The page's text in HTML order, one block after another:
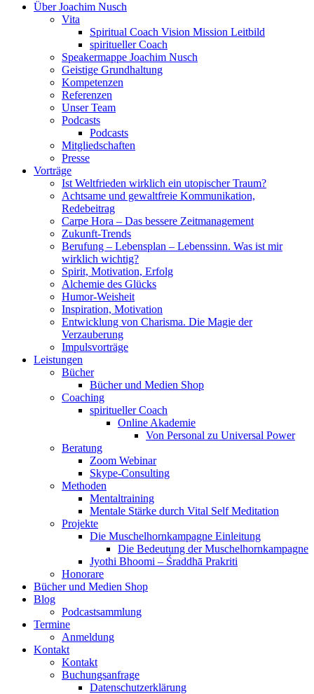
Über Joachim Nusch
Vita
Spiritual Coach Vision Mission Leitbild
spiritueller Coach
Speakermappe Joachim Nusch
Geistige Grundhaltung
Kompetenzen
Referenzen
Unser Team
Podcasts
Podcasts
Mitgliedschaften
Presse
Vorträge
Ist Weltfrieden wirklich ein utopischer Traum?
Achtsame und gewaltfreie Kommunikation,
Redebeitrag
Carpe Hora – Das bessere Zeitmanagement
Zukunft-Trends
Berufung – Lebensplan – Lebenssinn. Was ist mir
wirklich wichtig?
Spirit, Motivation, Erfolg
Alchemie des Glücks
Humor-Weisheit
Inspiration, Motivation
Entwicklung von Charisma. Die Magie der
Verzauberung
Impulsvorträge
Leistungen
Bücher
Bücher und Medien Shop
Coaching
spiritueller Coach
Online Akademie
Von Personal zu Universal Power
Beratung
Zoom Webinar
Skype-Consulting
Methoden
Mentaltraining
Mentale Stärke durch Vital Self Meditation
Projekte
Die Muschelhornkampagne Einleitung
Die Bedeutung der Muschelhornkampagne
Jyothi Bhoomi – Śraddhā Prakriti
Honorare
Bücher und Medien Shop
Blog
Podcastsammlung
Termine
Anmeldung
Kontakt
Kontakt
Buchungsanfrage
Datenschutzerklärung